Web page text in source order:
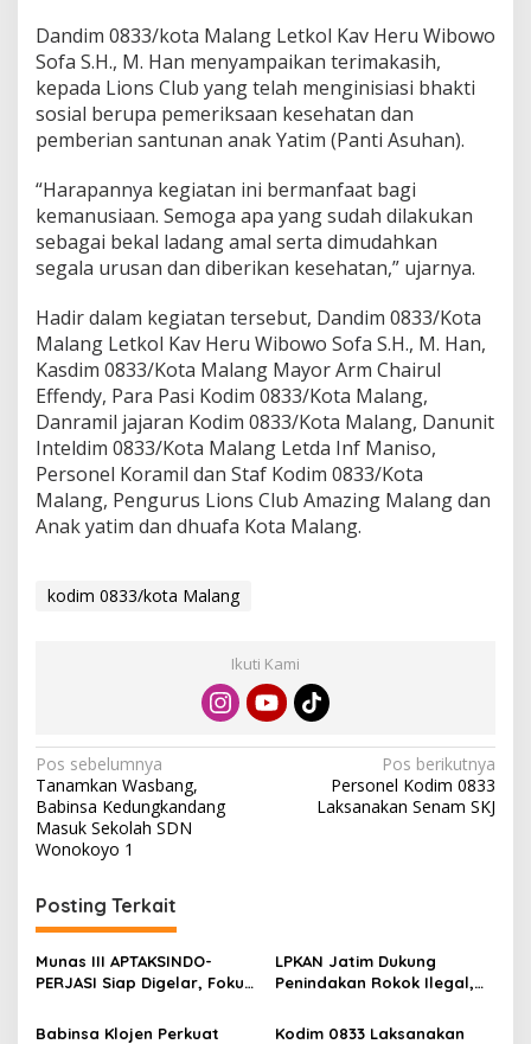
Dandim 0833/kota Malang Letkol Kav Heru Wibowo
Sofa S.H., M. Han menyampaikan terimakasih,
kepada Lions Club yang telah menginisiasi bhakti
sosial berupa pemeriksaan kesehatan dan
pemberian santunan anak Yatim (Panti Asuhan).
“Harapannya kegiatan ini bermanfaat bagi
kemanusiaan. Semoga apa yang sudah dilakukan
sebagai bekal ladang amal serta dimudahkan
segala urusan dan diberikan kesehatan,” ujarnya.
Hadir dalam kegiatan tersebut, Dandim 0833/Kota
Malang Letkol Kav Heru Wibowo Sofa S.H., M. Han,
Kasdim 0833/Kota Malang Mayor Arm Chairul
Effendy, Para Pasi Kodim 0833/Kota Malang,
Danramil jajaran Kodim 0833/Kota Malang, Danunit
Inteldim 0833/Kota Malang Letda Inf Maniso,
Personel Koramil dan Staf Kodim 0833/Kota
Malang, Pengurus Lions Club Amazing Malang dan
Anak yatim dan dhuafa Kota Malang.
kodim 0833/kota Malang
Ikuti Kami
N
a
v
i
g
a
s
i
p
Pos sebelumnya
Tanamkan Wasbang,
Babinsa Kedungkandang
Masuk Sekolah SDN
Wonokoyo 1
Pos berikutnya
Personel Kodim 0833
Laksanakan Senam SKJ
Posting Terkait
Munas III APTAKSINDO-
PERJASI Siap Digelar, Fokus
Regenerasi Kepemimpinan
LPKAN Jatim Dukung
Penindakan Rokok Ilegal,
Jangan Korbankan Petani
Babinsa Klojen Perkuat Kodim 0833 Laksanakan